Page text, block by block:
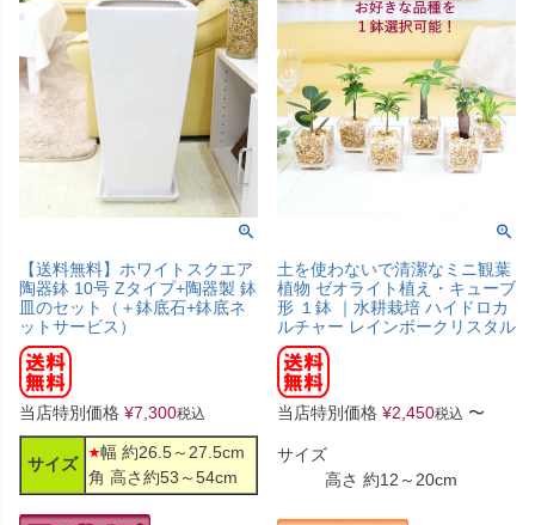
【送料無料】ホワイトスクエア
陶器鉢 10号 Zタイプ+陶器製 鉢
皿のセット（＋鉢底石+鉢底ネ
ットサービス）
当店特別価格 ¥7,300税込
サイズ
幅 約26.5～27.5cm
角 高さ約53～54cm
土を使わないで清潔なミニ観葉
植物 ゼオライト植え・キューブ
形 １鉢 ｜水耕栽培 ハイドロカ
ルチャー レインボークリスタル
当店特別価格 ¥2,450税込 〜
サイズ
高さ 約12～20cm